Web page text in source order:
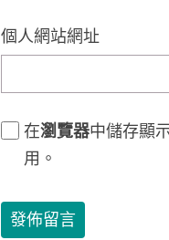
個人網站網址
在瀏覽器中儲存顯
用。